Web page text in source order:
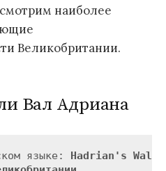
наиболее
Великобритании.
Вал Адриана
языке:
Hadrian's Wall